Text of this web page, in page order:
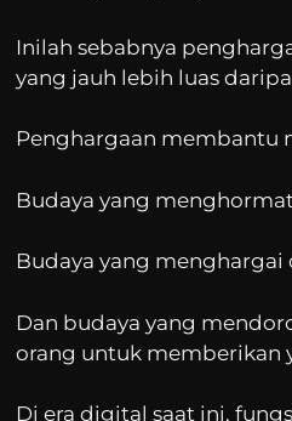
Inilah sebabnya
yang jauh lebih luas
Penghargaan membantu
Budaya yang
Budaya yang menghargai
Dan budaya yang
orang untuk memberikan
Di era digital saat ini,